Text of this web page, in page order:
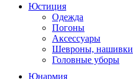
Юстиция
Одежда
Погоны
Аксессуары
Шевроны, нашивки
Головные уборы
Юнармия